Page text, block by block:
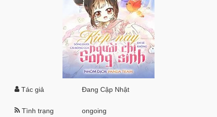
Tác giả Đang Cập Nhật
Tình trạng ongoing